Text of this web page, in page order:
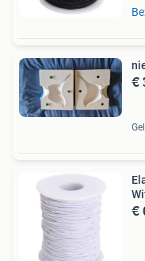
€
€